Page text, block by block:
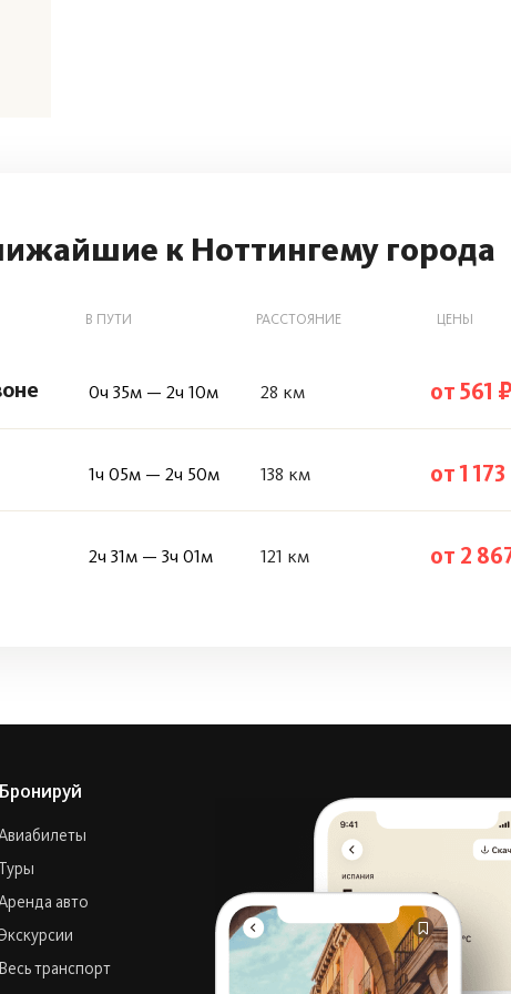
к Ноттингему города
В ПУТИ РАССТОЯНИЕ ЦЕНЫ
28 км
0ч 35м — 2ч 10м от 561
138 км
1ч 05м — 2ч 50м от 1
121 км
2ч 31м — 3ч 01м от 2
Бронируй
Туры
авто
Весь транспорт